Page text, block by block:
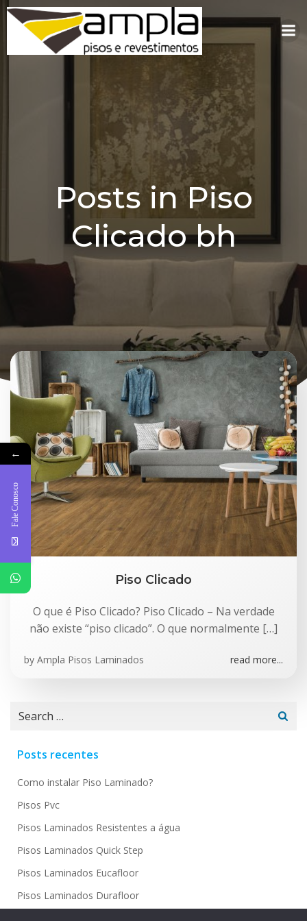
Pular
para
o
conteúdo
Posts in Piso
Clicado bh
Piso Clicado
O que é Piso Clicado? Piso Clicado – Na verdade
não existe “piso clicado”. O que normalmente […]
by Ampla Pisos Laminados read more...
Search
Posts recentes
Como instalar Piso Laminado?
Pisos Pvc
Pisos Laminados Resistentes a água
Pisos Laminados Quick Step
Pisos Laminados Eucafloor
Pisos Laminados Durafloor
←
Fale Conosco